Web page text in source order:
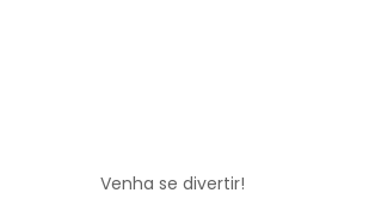
Venha se divertir!